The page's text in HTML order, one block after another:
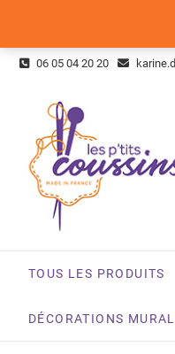
Skip
06 05 04 20 20
TOUS LES PRODUITS
DÉCORATIONS